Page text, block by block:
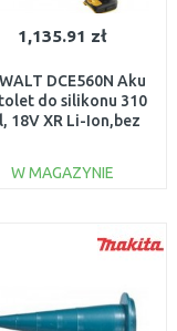
1,135.91 zł
DCE560N Aku
do silikonu 310
18V XR Li-Ion,bez
W MAGAZYNIE
Do porównania